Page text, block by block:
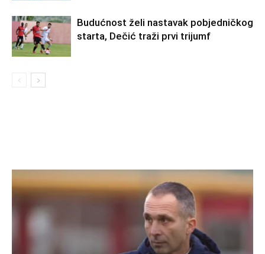
Budućnost želi nastavak pobjedničkog
starta, Dečić traži prvi trijumf